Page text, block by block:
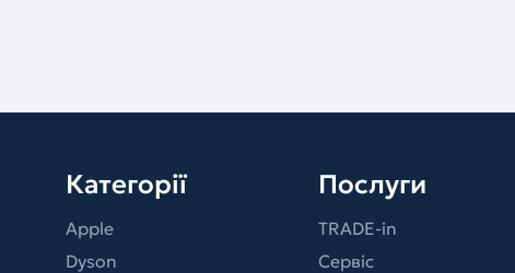
Категорії
Apple
Dyson
Послуги
TRADE-in
Сервіс